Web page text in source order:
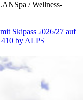
Spa / Wellness-
Skipass 2026/27 auf
410 by ALPS